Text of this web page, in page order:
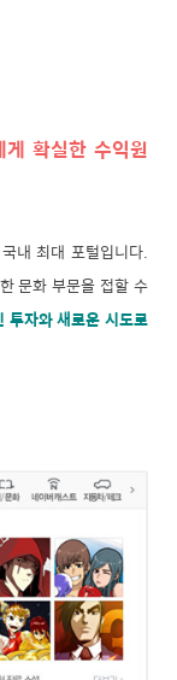
확실한 수익원
내 최대 포털입니다.
문화 부문을 접할 수
투자와 새로운 시도로